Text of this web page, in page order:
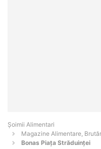
Şoimii Alimentari
Magazine Alimentare,
Bonas Piața Străduinței